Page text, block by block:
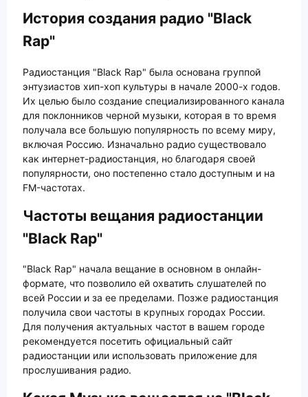
История создания радио "Black
Rap"
Радиостанция "Black Rap" была основана группой
энтузиастов хип-хоп культуры в начале 2000-х годов.
Их целью было создание специализированного канала
для поклонников черной музыки, которая в то время
получала все большую популярность по всему миру,
включая Россию. Изначально радио существовало
как интернет-радиостанция, но благодаря своей
популярности, оно постепенно стало доступным и на
FM-частотах.
Частоты вещания радиостанции
"Black Rap"
"Black Rap" начала вещание в основном в онлайн-
формате, что позволило ей охватить слушателей по
всей России и за ее пределами. Позже радиостанция
получила свои частоты в крупных городах России.
Для получения актуальных частот в вашем городе
рекомендуется посетить официальный сайт
радиостанции или использовать приложение для
прослушивания радио.